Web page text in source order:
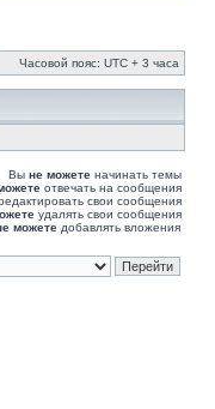
Часовой пояс: UTC + 3 часа
Вы не можете начинать темы
отвечать на сообщения
свои сообщения
удалять свои сообщения
можете добавлять вложения